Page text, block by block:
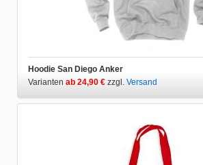
Hoodie San Diego Anker
Varianten ab 24,90 € zzgl. Versand